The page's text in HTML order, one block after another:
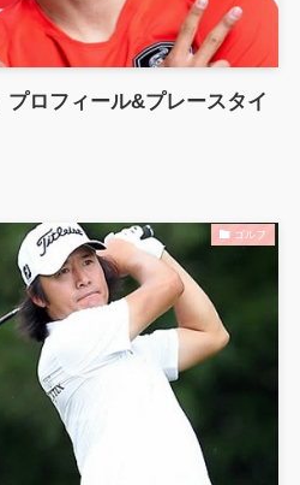
ロフィール&プレースタイ
ゴルフ